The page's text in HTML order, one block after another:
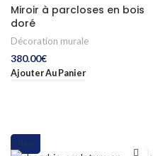
Miroir à parcloses en bois
doré
Décoration murale
380.00€
Ajouter Au Panier
New